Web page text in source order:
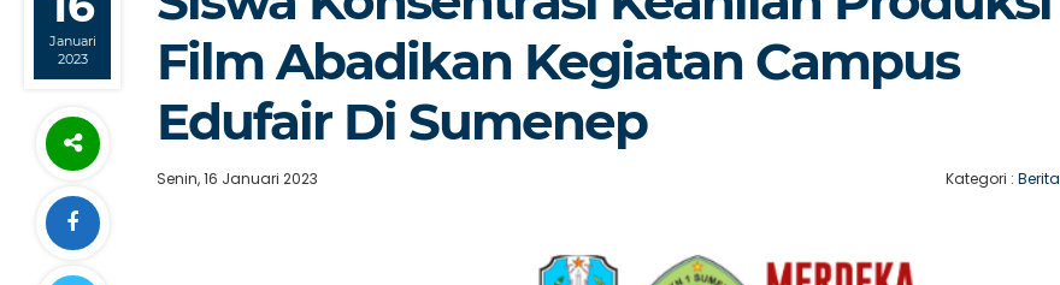
Januari
2023
Film Abadikan Kegiatan Campus
Edufair Di Sumenep
Senin, 16 Januari 2023 Kategori :Berita